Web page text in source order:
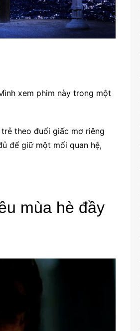
xem phim này trong một
theo đuổi giấc mơ riêng
để giữ một mối quan hệ,
mùa hè đầy